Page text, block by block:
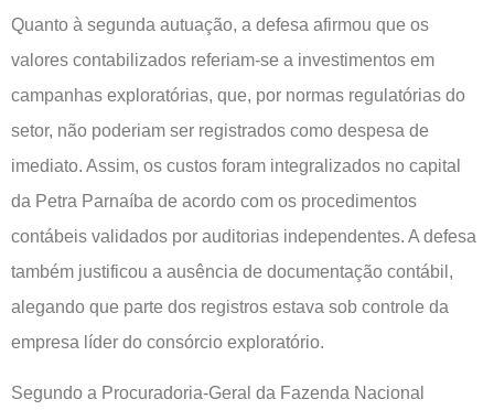
Quanto à segunda autuação, a defesa afirmou que os
valores contabilizados referiam-se a investimentos em
campanhas exploratórias, que, por normas regulatórias do
setor, não poderiam ser registrados como despesa de
imediato. Assim, os custos foram integralizados no capital
da Petra Parnaíba de acordo com os procedimentos
contábeis validados por auditorias independentes. A defesa
também justificou a ausência de documentação contábil,
alegando que parte dos registros estava sob controle da
empresa líder do consórcio exploratório.
Segundo a Procuradoria-Geral da Fazenda Nacional